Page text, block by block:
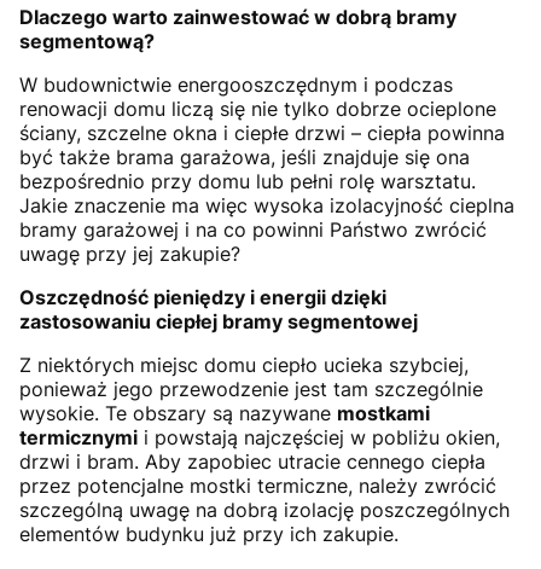
Dlaczego warto zainwestować w dobrą bramy
segmentową?
W budownictwie energooszczędnym i podczas
renowacji domu liczą się nie tylko dobrze ocieplone
ściany, szczelne okna i ciepłe drzwi – ciepła powinna
być także brama garażowa, jeśli znajduje się ona
bezpośrednio przy domu lub pełni rolę warsztatu.
Jakie znaczenie ma więc wysoka izolacyjność cieplna
bramy garażowej i na co powinni Państwo zwrócić
uwagę przy jej zakupie?
Oszczędność pieniędzy i energii dzięki
zastosowaniu ciepłej bramy segmentowej
Z niektórych miejsc domu ciepło ucieka szybciej,
ponieważ jego przewodzenie jest tam szczególnie
wysokie. Te obszary są nazywane mostkami
termicznymi i powstają najczęściej w pobliżu okien,
drzwi i bram. Aby zapobiec utracie cennego ciepła
przez potencjalne mostki termiczne, należy zwrócić
szczególną uwagę na dobrą izolację poszczególnych
elementów budynku już przy ich zakupie.